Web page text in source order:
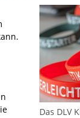
Das DLV